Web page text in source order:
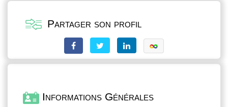
Partager son profil
Informations Générales